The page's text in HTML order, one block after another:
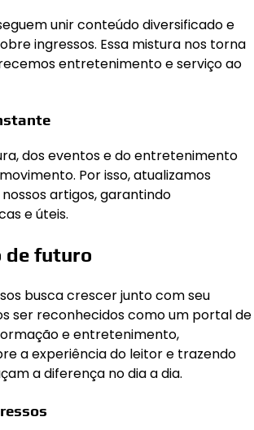
unir conteúdo diversificado e
ingressos. Essa mistura nos torna
entretenimento e serviço ao
dos eventos e do entretenimento
Por isso, atualizamos
artigos, garantindo
e úteis.
de futuro
busca crescer junto com seu
ser reconhecidos como um portal de
e entretenimento,
a experiência do leitor e trazendo
a diferença no dia a dia.